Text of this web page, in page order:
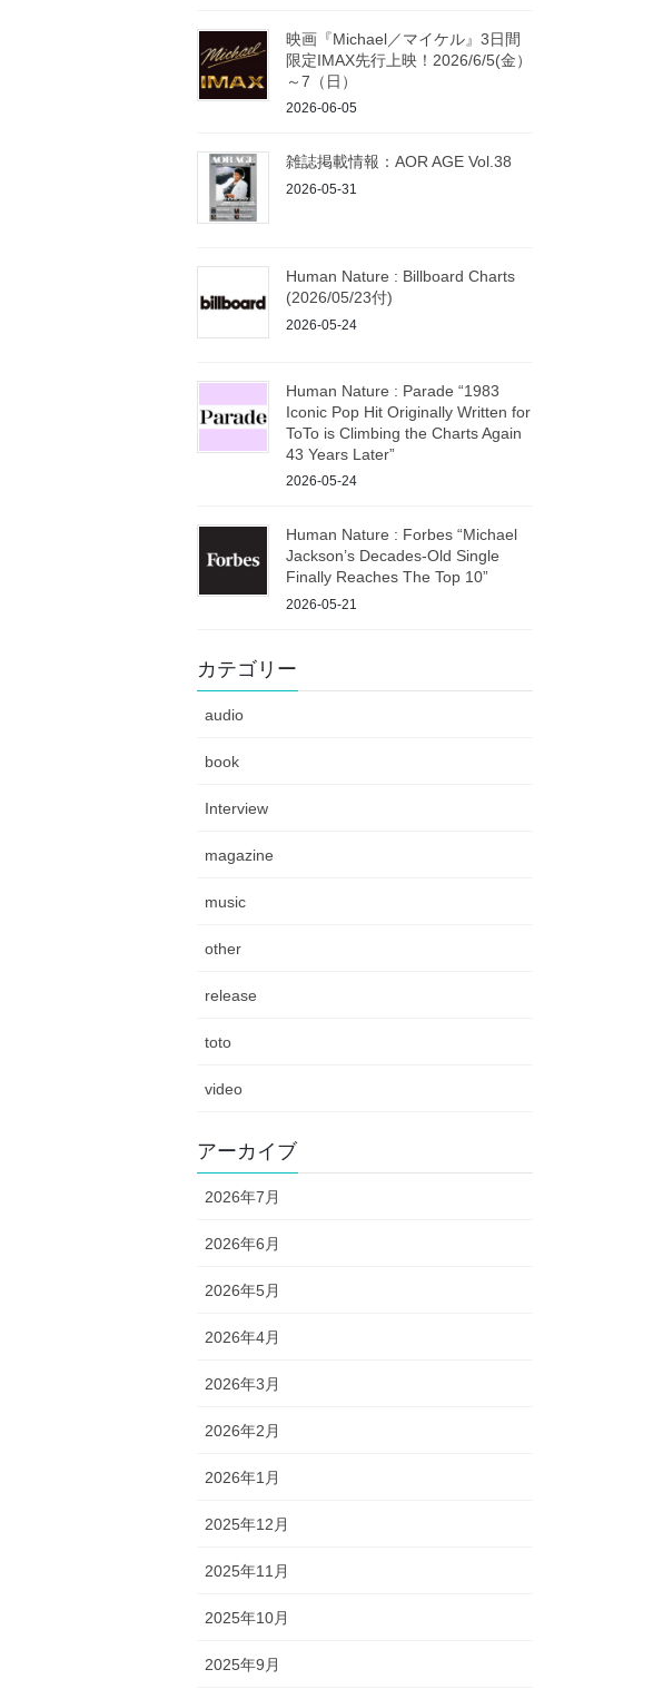
映画『Michael／マイケル』3日間
限定IMAX先行上映！2026/6/5(金）
～7（日）
2026-06-05
雑誌掲載情報：AOR AGE Vol.38
2026-05-31
Human Nature : Billboard Charts
(2026/05/23付)
2026-05-24
Human Nature : Parade “1983
Iconic Pop Hit Originally Written for
ToTo is Climbing the Charts Again
43 Years Later”
2026-05-24
Human Nature : Forbes “Michael
Jackson’s Decades-Old Single
Finally Reaches The Top 10”
2026-05-21
カテゴリー
audio
book
Interview
magazine
music
other
release
toto
video
アーカイブ
2026年7月
2026年6月
2026年5月
2026年4月
2026年3月
2026年2月
2026年1月
2025年12月
2025年11月
2025年10月
2025年9月